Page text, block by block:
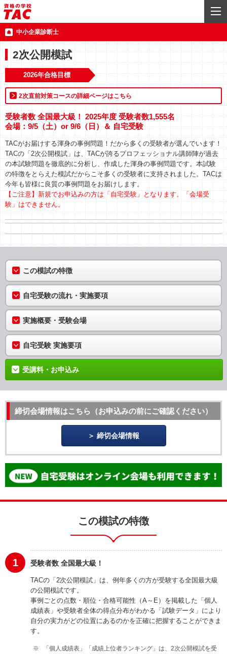
中小企業診断士
2次公開模試
2026年合格目標
2次直前対策コースの詳細ページはこちら
受験者数 全国最大級！ 2025年度 受験者数1,555名
会場：9/5（土）or 9/6（日）＆ 自宅受験
TACがお届けする渾身の事例問題！だから多くの受験者が選んでいます！
TACの「2次公開模試」は、TACが誇るプロフェッショナル講師陣が過去
の本試験問題を徹底的に分析し、作成した渾身の事例問題です。本試験
の特徴をとらえた模試だからこそ多くの受験者に支持されました。TACは
今年も皆様に良質の事例問題をお届けします。
【ご注意】新規でお申込みの方は「自宅受験」となります。「会場受
験」はできません。
この模試の特徴
自宅受験の流れ・実施要項
実施概要・受験会場
自宅受験 実施要項
受講料・お申込み
締切会場情報はこちら（お申込みの前にご確認ください）
締切会場情報
この模試の特徴
1 受験者数 全国最大級！
TACの「2次公開模試」は、例年多くの方が受験する全国最大級
の公開模試です。
事例ごとの点数・順位・合格可能性（A～E）を掲載した「個人
成績表」や受験者全体の得点分布がわかる「試験データ」により
自分の実力がどの位置にあるのかを正確に把握することができま
す。
「個人成績表」「成績上位者ランキング」は、2次公開模試を受